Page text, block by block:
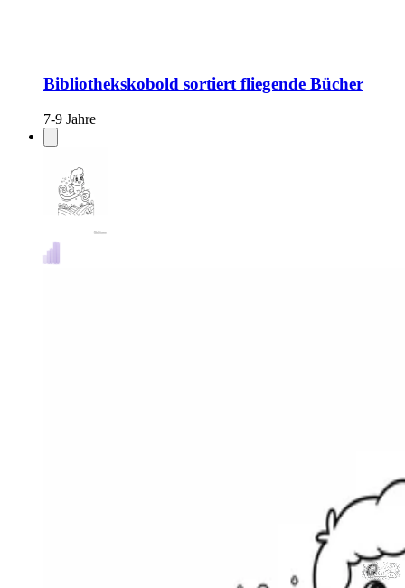
Bibliothekskobold sortiert fliegende Bücher
7-9 Jahre